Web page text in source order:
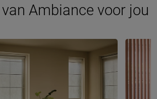
Ambiance voor jou